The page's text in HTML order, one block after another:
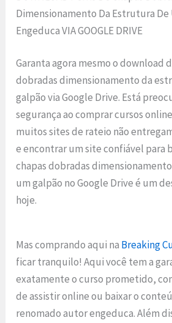
Dimensionamento Da Estrutura De
Engeduca VIA GOOGLE DRIVE
Garanta agora mesmo o download
dobradas dimensionamento da
galpão via Google Drive. Está
segurança ao comprar cursos
muitos sites de rateio não
e encontrar um site confiável para
chapas dobradas
um galpão no Google Drive é um
hoje.
Mas comprando aqui na Breaking
ficar tranquilo! Aqui você tem a
exatamente o curso prometido,
de assistir online ou baixar o
renomado autor engeduca. Além